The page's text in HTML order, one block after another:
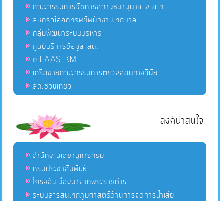
คณะกรรมการจัดการสถานธนานุบาล จ.ส.ท.
สหกรณ์ออกทรัพย์พนักงานเทศบาล
กลุ่มพัฒนาระบบบริหาร
ศูนย์บริการข้อมูล สถ.
e-LAAS KM
เครือข่ายคณะกรรมการตรวจสอบทางวินัย
สถ.ชวนเที่ยว
ลิงค์น่าสนใจ
สำนักงานเลขานุการกรม
กรมประชาสัมพันธ์
โครงอันเนื่องมาจากพระราชดำริ
ระบบสารสนเทศภูมิศาสตร์ด้านการจัดการน้ำเสีย